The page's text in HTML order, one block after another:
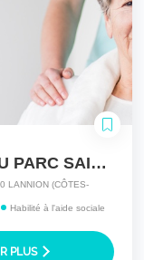
RESIDENCE DU PARC SAINTE ANNE
LANNION (CÔTES-
Habilité à l'aide sociale
PLUS